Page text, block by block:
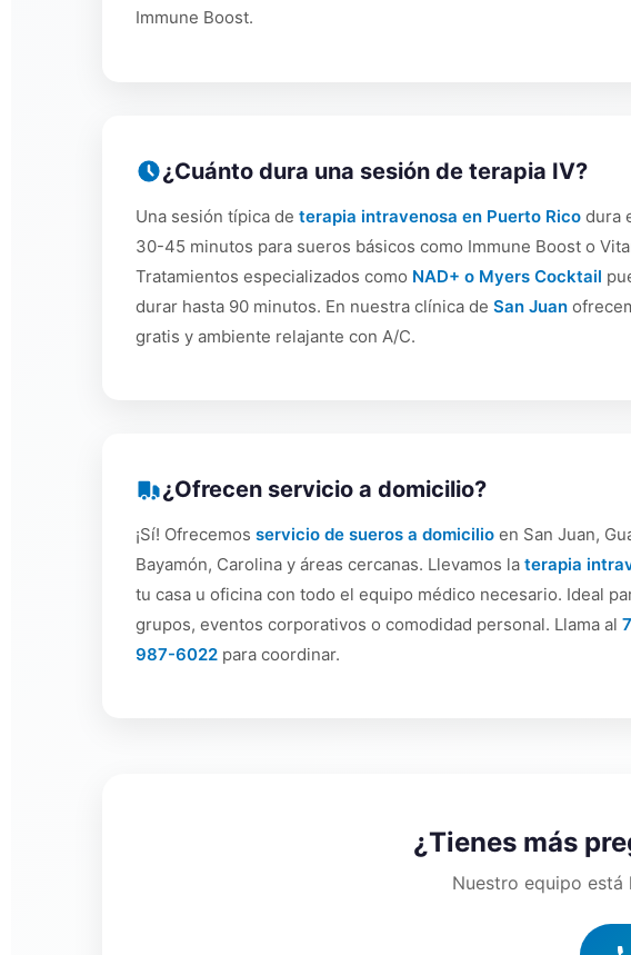
Immune Boost.
¿Cuánto dura una sesión de terapia IV?
Una sesión típica de terapia intravenosa en Puerto Rico dura
30-45 minutos para sueros básicos como Immune Boost o
Tratamientos especializados como NAD+ o Myers Cocktail
durar hasta 90 minutos. En nuestra clínica de San Juan
gratis y ambiente relajante con A/C.
¿Ofrecen servicio a domicilio?
¡Sí! Ofrecemos servicio de sueros a domicilio en San Juan,
Bayamón, Carolina y áreas cercanas. Llevamos la terapia
tu casa u oficina con todo el equipo médico necesario. Ideal
grupos, eventos corporativos o comodidad personal. Llama al
987-6022 para coordinar.
¿Tienes más
Nuestro equipo